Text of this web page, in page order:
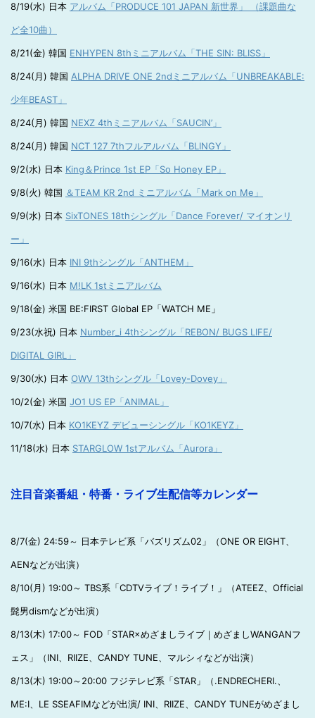
8/19(水) 日本 アルバム「PRODUCE 101 JAPAN 新世界」 （課題曲な
ど全10曲）
8/21(金) 韓国 ENHYPEN 8thミニアルバム「THE SIN: BLISS」
8/24(月) 韓国 ALPHA DRIVE ONE 2ndミニアルバム「UNBREAKABLE:
少年BEAST」
8/24(月) 韓国 NEXZ 4thミニアルバム「SAUCIN’」
8/24(月) 韓国 NCT 127 7thフルアルバム「BLINGY」
9/2(水) 日本 King＆Prince 1st EP「So Honey EP」
9/8(火) 韓国 ＆TEAM KR 2nd ミニアルバム「Mark on Me」
9/9(水) 日本 SixTONES 18thシングル「Dance Forever/ マイオンリ
ー」
9/16(水) 日本 INI 9thシングル「ANTHEM」
9/16(水) 日本 M!LK 1stミニアルバム
9/18(金) 米国 BE:FIRST Global EP「WATCH ME」
9/23(水祝) 日本 Number_i 4thシングル「REBON/ BUGS LIFE/
DIGITAL GIRL」
9/30(水) 日本 OWV 13thシングル「Lovey-Dovey」
10/2(金) 米国 JO1 US EP「ANIMAL」
10/7(水) 日本 KO1KEYZ デビューシングル「KO1KEYZ」
11/18(水) 日本 STARGLOW 1stアルバム「Aurora」
注目音楽番組・特番・ライブ生配信等カレンダー
8/7(金) 24:59～ 日本テレビ系「バズリズム02」（ONE OR EIGHT、
AENなどが出演）
8/10(月) 19:00～ TBS系「CDTVライブ！ライブ！」（ATEEZ、Official
髭男dismなどが出演）
8/13(木) 17:00～ FOD「STAR×めざましライブ｜めざましWANGANフ
ェス」（INI、RIIZE、CANDY TUNE、マルシィなどが出演）
8/13(木) 19:00～20:00 フジテレビ系「STAR」（.ENDRECHERI.、
ME:I、LE SSEAFIMなどが出演/ INI、RIIZE、CANDY TUNEがめざまし